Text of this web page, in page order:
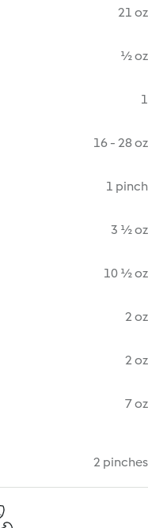
21 oz
½ oz
1
16 - 28 oz
1 pinch
3 ½ oz
10 ½ oz
2 oz
2 oz
7 oz
2 pinches